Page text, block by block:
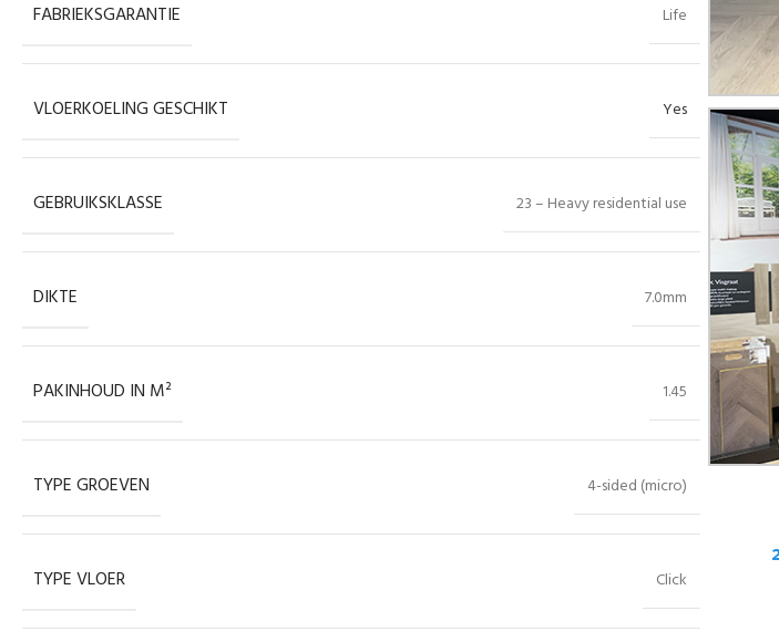
FABRIEKSGARANTIE Life
VLOERKOELING GESCHIKT Yes
GEBRUIKSKLASSE 23 – Heavy residential use
DIKTE 7.0mm
PAKINHOUD IN M² 1.45
TYPE GROEVEN 4-sided (micro)
TYPE VLOER Click